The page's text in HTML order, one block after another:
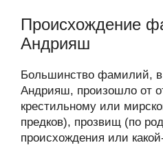
Происхождение
Андрияш
Большинство фамилий,
Андрияш, произошло от
крестильному или
предков), прозвищ (по
происхождения или